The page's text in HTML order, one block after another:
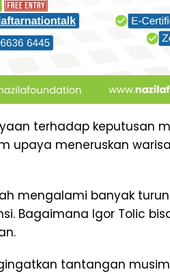
terhadap keputusan
upaya meneruskan
mengalami banyak
Bagaimana Igor Tolic
tantangan